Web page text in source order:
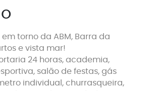
torno da ABM, Barra da
e vista mar!
24 horas, academia,
salão de festas, gás
individual, churrasqueira,